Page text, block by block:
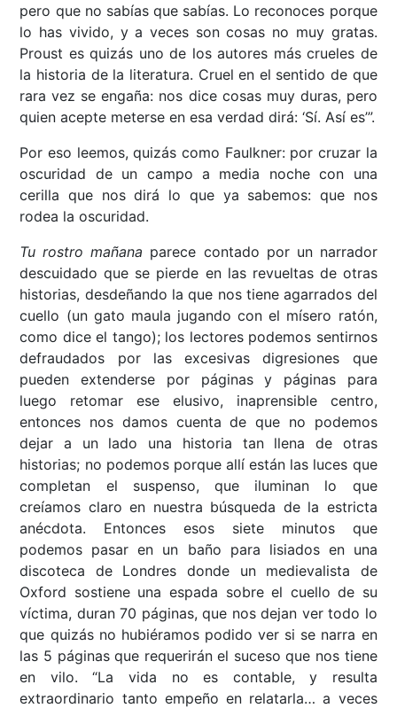
pero que no sabías que sabías. Lo reconoces porque
lo has vivido, y a veces son cosas no muy gratas.
Proust es quizás uno de los autores más crueles de
la historia de la literatura. Cruel en el sentido de que
rara vez se engaña: nos dice cosas muy duras, pero
quien acepte meterse en esa verdad dirá: ‘Sí. Así es’”.
Por eso leemos, quizás como Faulkner: por cruzar la
oscuridad de un campo a media noche con una
cerilla que nos dirá lo que ya sabemos: que nos
rodea la oscuridad.
Tu rostro mañana parece contado por un narrador
descuidado que se pierde en las revueltas de otras
historias, desdeñando la que nos tiene agarrados del
cuello (un gato maula jugando con el mísero ratón,
como dice el tango); los lectores podemos sentirnos
defraudados por las excesivas digresiones que
pueden extenderse por páginas y páginas para
luego retomar ese elusivo, inaprensible centro,
entonces nos damos cuenta de que no podemos
dejar a un lado una historia tan llena de otras
historias; no podemos porque allí están las luces que
completan el suspenso, que iluminan lo que
creíamos claro en nuestra búsqueda de la estricta
anécdota. Entonces esos siete minutos que
podemos pasar en un baño para lisiados en una
discoteca de Londres donde un medievalista de
Oxford sostiene una espada sobre el cuello de su
víctima, duran 70 páginas, que nos dejan ver todo lo
que quizás no hubiéramos podido ver si se narra en
las 5 páginas que requerirán el suceso que nos tiene
en vilo. “La vida no es contable, y resulta
extraordinario tanto empeño en relatarla… a veces